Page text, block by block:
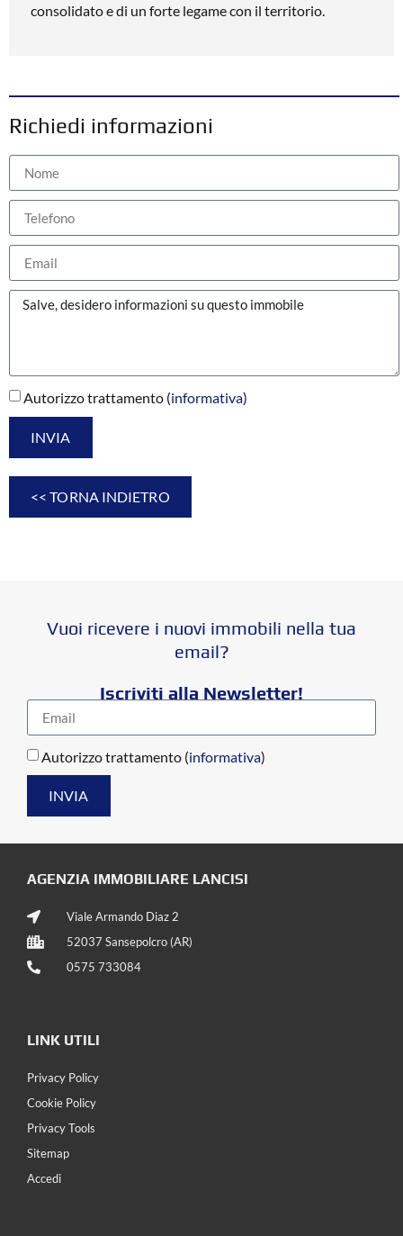
consolidato e di un forte legame con il territorio.
Richiedi informazioni
Autorizzo trattamento (informativa)
INVIA
<< TORNA INDIETRO
Vuoi ricevere i nuovi immobili nella tua
email?
Iscriviti alla Newsletter!
Autorizzo trattamento (informativa)
INVIA
AGENZIA IMMOBILIARE LANCISI
Viale Armando Diaz 2
52037 Sansepolcro (AR)
0575 733084
LINK UTILI
Privacy Policy
Cookie Policy
Privacy Tools
Sitemap
Accedi